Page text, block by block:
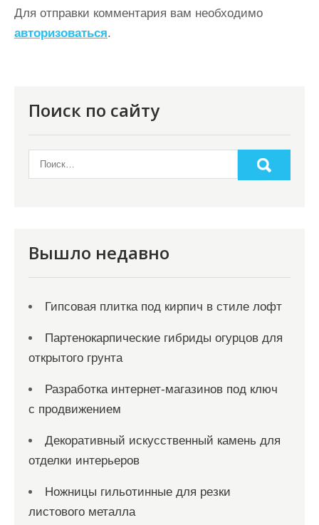
ц
и
м
Для отправки комментария вам необходимо
авторизоваться.
Поиск по сайту
Вышло недавно
Гипсовая плитка под кирпич в стиле лофт
Партенокарпические гибриды огурцов для
открытого грунта
Разработка интернет-магазинов под ключ
с продвижением
Декоративный искусственный камень для
отделки интерьеров
Ножницы гильотинные для резки
листового металла